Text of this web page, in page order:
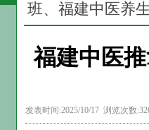
班、福建中医养
福建中医
发表时间:2025/10/17 浏览次数